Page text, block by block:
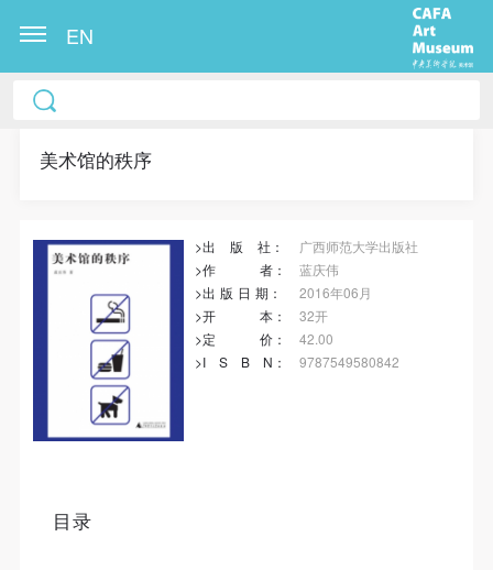
EN
美术馆的秩序
>出 版 社：
广西师范大学出版社
>作
者：
蓝庆伟
>出 版 日 期 ：
2016年06月
>开
本：
32开
>定
价：
42.00
>I
S B N ： 9787549580842
目录
冷风起，冬意浓！ 这个冬日的北京刻意显得不那么的
重新洗礼那或许已经麻木的感官。 选择去吴哥，因为
称之美全部完美的融为一体。唯有置身于吴哥王城，
在“高棉微笑”的注视下，去凝望这曾经充满战乱、杀
戮，到现今的和平和安详。仿佛瞬间被抽离出这世间
之外，画面被定格静止了一般，转过身即是微笑。 版
权归作者所有，任何形式转载请联系作者。 关于吴
哥，我想大约是我不必多费口舌去解释每一处寺院的
由来和历史，每一个来到这里的人，多数都会花上个
北京刻意显得不那么的温暖，不禁想逃离这荒凉几